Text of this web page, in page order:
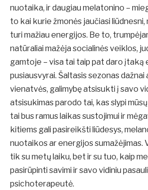
nuotaika, ir daugiau melatonino –
to kai kurie žmonės jaučiasi
turi mažiau energijos. Be to,
natūraliai mažėja socialinės veiklos,
gamtoje – visa tai taip pat daro įtaką
pusiausvyrai. Šaltasis sezonas dažnai
vienatvės, galimybę atsisukti į savo
atsisukimas parodo tai, kas slypi
tai bus ramus laikas sustojimui ir
kitiems gali pasireikšti liūdesys,
nuotaikos ar energijos sumažėjimas.
tik su metų laiku, bet ir su tuo, kaip
pasirūpinti savimi ir savo vidiniu
psichoterapeutė.